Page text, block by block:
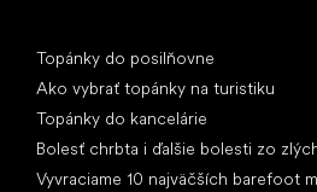
Topánky do posilňovne
Ako vybrať topánky na turistiku
Topánky do kancelárie
Bolesť chrbta i ďalšie bolesti zo
Vyvraciame 10 najväčších barefoot